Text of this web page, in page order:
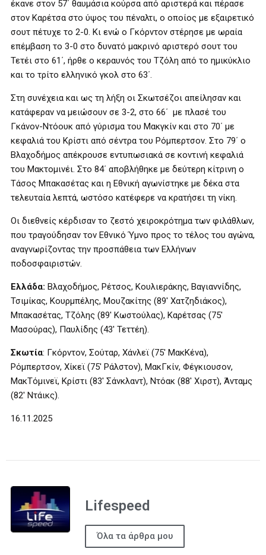
έκανε στον 57΄ θαυμάσια κούρσα από αριστερά και πέρασε
στον Καρέτσα στο ύψος του πέναλτι, ο οποίος με εξαιρετικό
σουτ πέτυχε το 2-0. Κι ενώ ο Γκόρντον στέρησε με ωραία
επέμβαση το 3-0 στο δυνατό μακρινό αριστερό σουτ του
Τετέι στο 61΄, ήρθε ο κεραυνός του Τζόλη από το ημικύκλιο
και το τρίτο ελληνικό γκολ στο 63΄.
Στη συνέχεια και ως τη λήξη οι Σκωτσέζοι απείλησαν και
κατάφεραν να μειώσουν σε 3-2, στο 66΄ με πλασέ του
Γκάνον-Ντόουκ από γύρισμα του Μακγκίν και στο 70΄ με
κεφαλιά του Κρίστι από σέντρα του Ρόμπερτσον. Στο 79΄ ο
Βλαχοδήμος απέκρουσε εντυπωσιακά σε κοντινή κεφαλιά
του Μακτομινέι. Στο 84΄ αποβλήθηκε με δεύτερη κίτρινη ο
Τάσος Μπακασέτας και η Εθνική αγωνίστηκε με δέκα στα
τελευταία λεπτά, ωστόσο κατέφερε να κρατήσει τη νίκη.
Οι διεθνείς κέρδισαν το ζεστό χειροκρότημα των φιλάθλων,
που τραγούδησαν τον Εθνικό Ύμνο προς το τέλος του αγώνα,
αναγνωρίζοντας την προσπάθεια των Ελλήνων
ποδοσφαιριστών.
Ελλάδα: Βλαχοδήμος, Ρέτσος, Κουλιεράκης, Βαγιαννίδης,
Τσιμίκας, Κουρμπέλης, Μουζακίτης (89′ Χατζηδιάκος),
Μπακασέτας, Τζόλης (89′ Κωστούλας), Καρέτσας (75′
Μασούρας), Παυλίδης (43′ Τεττέη).
Σκωτία: Γκόρντον, Σούταρ, Χάνλεϊ (75′ ΜακΚένα),
Ρόμπερτσον, Χίκεϊ (75′ Ράλστον), ΜακΓκίν, Φέγκιουσον,
ΜακΤόμινεϊ, Κρίστι (83′ Σάνκλαντ), Ντόακ (88′ Χιρστ), Άνταμς
(82′ Ντάικς).
16.11.2025
Lifespeed
Όλα τα άρθρα μου